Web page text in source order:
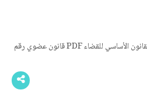
قانون عضوي رقم 26-03 يتضمن القانون الأساسي للقضاء PDF قانون عضوي رقم